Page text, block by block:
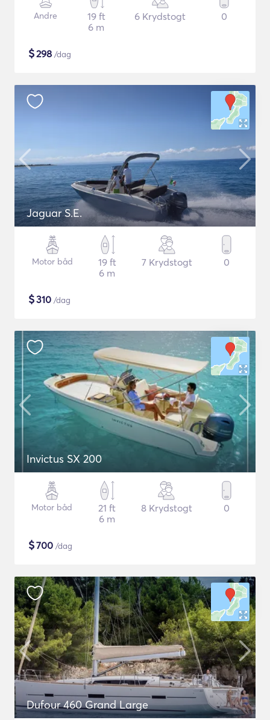
Andre
19 ft
6 m
6 Krydstogt 0
$298 /dag
Jaguar S.E.
Motor båd
19 ft
6 m
7 Krydstogt 0
$310 /dag
Invictus SX 200
Motor båd
21 ft
6 m
8 Krydstogt 0
$700 /dag
Dufour 460 Grand Large